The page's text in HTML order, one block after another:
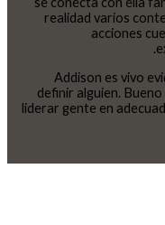
realidad varios
acciones
Addison es vivo
definir alguien.
liderar gente en